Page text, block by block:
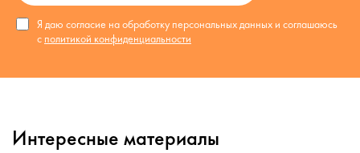
Я даю согласие на обработку персональных данных и соглашаюсь
с политикой конфиденциальности
Интересные материалы